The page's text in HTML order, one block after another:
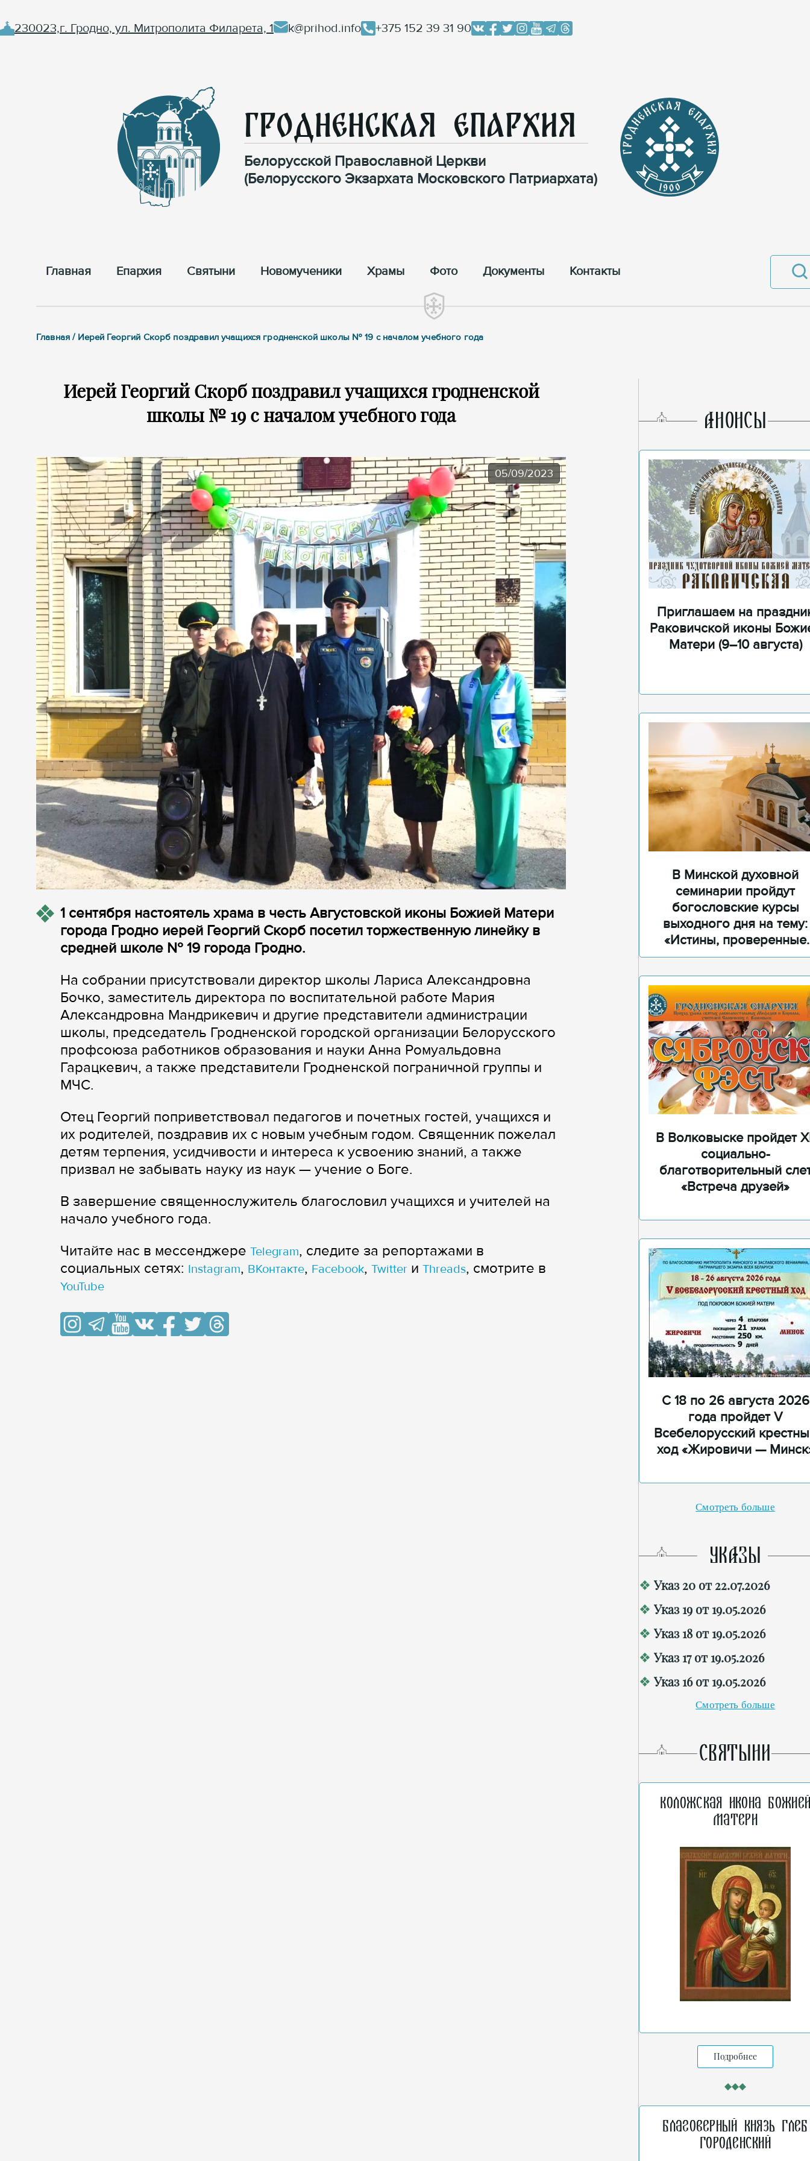
230023,г. Гродно, ул. Митрополита Филарета, 1 k@prihod.info +375 152 39 31 90
Гродненская Епархия
Белорусской Православной Церкви
(Белорусского Экзархата Московского Патриархата)
Главная Епархия Cвятыни Новомученики Храмы Фото Документы Контакты
Главная / Иерей Георгий Скорб поздравил учащихся гродненской школы № 19 с началом учебного года
Иерей Георгий Скорб поздравил учащихся гродненской
школы № 19 с началом учебного года
05/09/2023
1 сентября настоятель храма в честь Августовской иконы Божией Матери
города Гродно иерей Георгий Скорб посетил торжественную линейку в
средней школе № 19 города Гродно.
На собрании присутствовали директор школы Лариса Александровна
Бочко, заместитель директора по воспитательной работе Мария
Александровна Мандрикевич и другие представители администрации
школы, председатель Гродненской городской организации Белорусского
профсоюза работников образования и науки Анна Ромуальдовна
Гарацкевич, а также представители Гродненской пограничной группы и
МЧС.
Отец Георгий поприветствовал педагогов и почетных гостей, учащихся и
их родителей, поздравив их с новым учебным годом. Священник пожелал
детям терпения, усидчивости и интереса к усвоению знаний, а также
призвал не забывать науку из наук — учение о Боге.
В завершение священнослужитель благословил учащихся и учителей на
начало учебного года.
Читайте нас в мессенджере Telegram, следите за репортажами в
cоциальных сетях: Instagram, ВКонтакте, Facebook, Twitter и Threads, смотрите в
YouTube
AНОНСЫ
Приглашаем на
Раковичской иконы
Матери (9–10 августа)
В Минской духовной
семинарии пройдут
богословские курсы
выходного дня на тему:
«Истины, проверенные
временем»
В Волковыске пройдет
социально-
благотворительный
«Встреча друзей»
С 18 по 26 августа 2026
года пройдет V
Всебелорусский
ход «Жировичи —
Смотреть больше
УКАЗЫ
Указ 20 от 22.07.2026
Указ 19 от 19.05.2026
Указ 18 от 19.05.2026
Указ 17 от 19.05.2026
Указ 16 от 19.05.2026
Смотреть больше
СВЯТЫНИ
Коложская икона
Матери
Подробнее
Благоверный князь Глеб
Городенский